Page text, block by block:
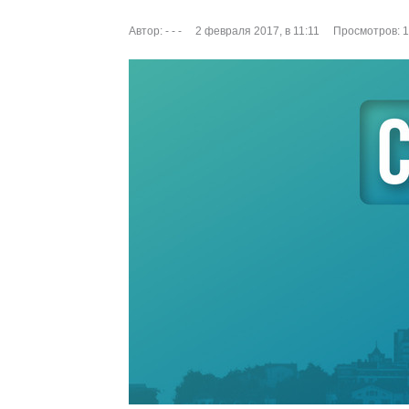
Автор: - - - 2 февраля 2017, в 11:11 Просмотров: